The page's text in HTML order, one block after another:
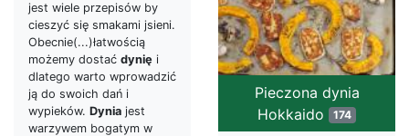
jest wiele przepisów by
cieszyć się smakami jsieni.
Obecnie(...)łatwością
możemy dostać dynię i
dlatego warto wprowadzić
ją do swoich dań i
wypieków. Dynia jest
warzywem bogatym w
Pieczona dynia
Hokkaido 174